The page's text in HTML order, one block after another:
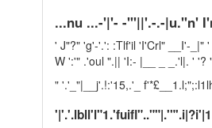
...nu ...-'|'- -"'||'.-.-|u."n'
' J"?" 'g'-'.': :Tlf'il 'I'Crl" __I'-_|"
W ':'" .'oul ".|| 'I:- |__ _ _.'l|. ' '?
" '.'_"|__j'.!:'15,.'_